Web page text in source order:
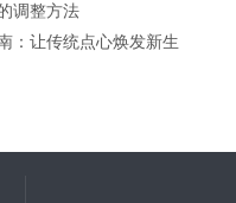
调整方法
：让传统点心焕发新生